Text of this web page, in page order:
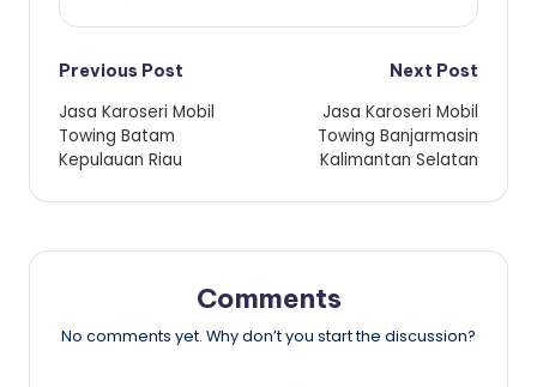
Post
navigation
Previous Post
Jasa Karoseri Mobil
Towing Batam
Kepulauan Riau
Next Post
Jasa Karoseri Mobil
Towing Banjarmasin
Kalimantan Selatan
Comments
No comments yet. Why don’t you start the discussion?